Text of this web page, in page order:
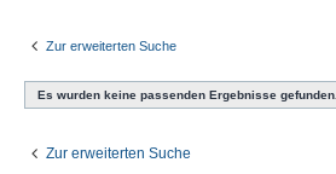
Zur erweiterten Suche
Es wurden keine passenden Ergebnisse gefunden.
Zur erweiterten Suche